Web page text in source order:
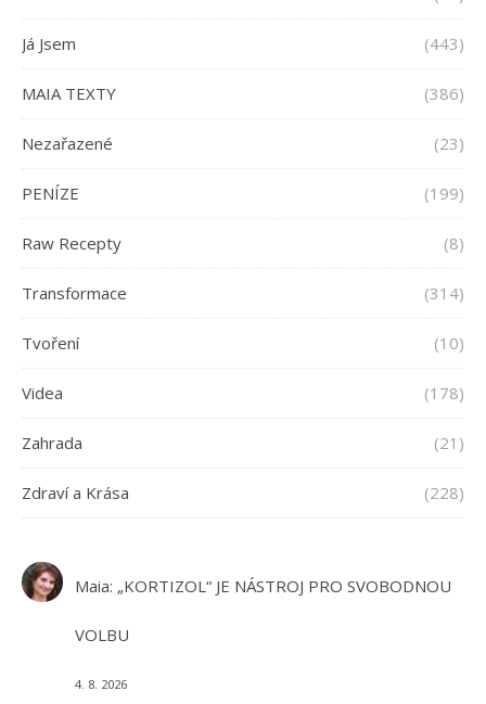
Já Jsem (443)
MAIA TEXTY (386)
Nezařazené (23)
PENÍZE (199)
Raw Recepty (8)
Transformace (314)
Tvoření (10)
Videa (178)
Zahrada (21)
Zdraví a Krása (228)
Maia: „KORTIZOL“ JE NÁSTROJ PRO SVOBODNOU
VOLBU
4. 8. 2026